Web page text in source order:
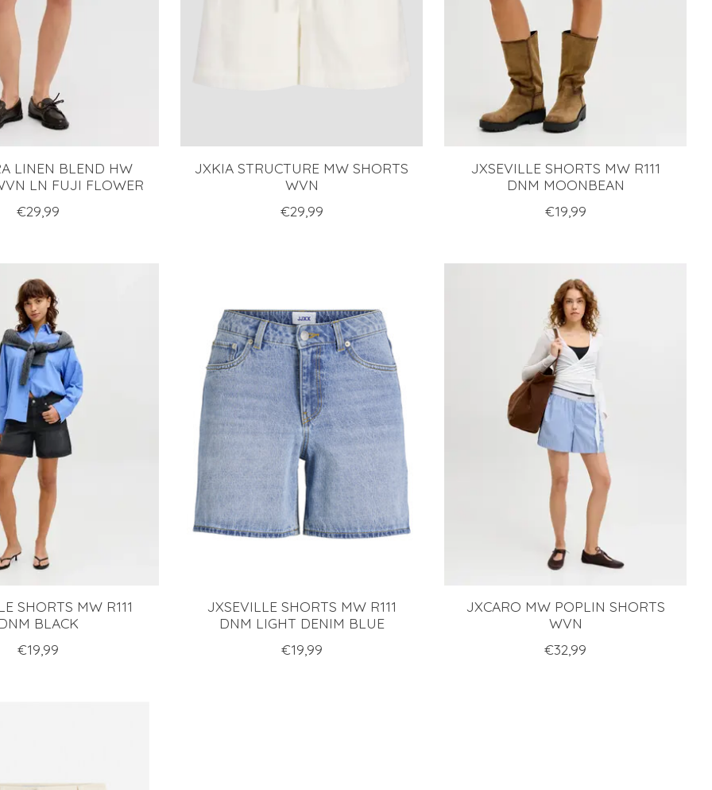
LINEN BLEND HW
LN FUJI FLOWER
€29,99
JXKIA STRUCTURE MW SHORTS
WVN
€29,99
JXSEVILLE SHORTS MW R111
DNM MOONBEAN
€19,99
SHORTS MW R111
BLACK
€19,99
JXSEVILLE SHORTS MW R111
DNM LIGHT DENIM BLUE
€19,99
JXCARO MW POPLIN SHORTS
WVN
€32,99